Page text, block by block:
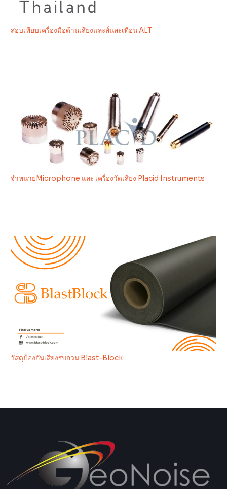
สอบเทียบเครื่องมือด้านเสียงและสั่นสะเทือน ALT
จำหน่ายMicrophone และ เครื่องวัดเสียง Placid Instruments
วัสดุป้องกันเสียงรบกวน Blast-Block